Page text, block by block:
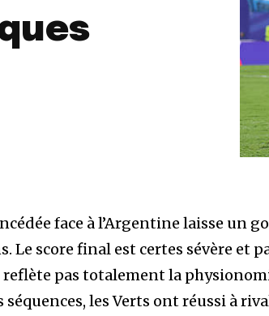
face à l’Argentine laisse un
Le score final est certes sévère et
reflète pas totalement la
les Verts ont réussi à